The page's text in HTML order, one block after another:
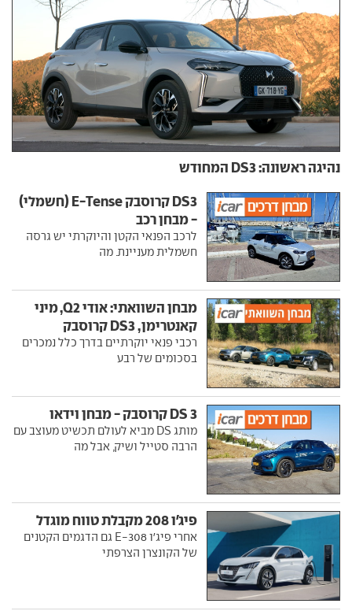
נהיגה ראשונה: DS3 המחודש
DS3 קרוסבק E-Tense (חשמלי)
- מבחן רכב
לרכב הפנאי הקטן והיוקרתי יש גרסה
חשמלית מעניינת. מה
מבחן השוואתי: אודי Q2, מיני
קאנטרימן, DS3 קרוסבק
רכבי פנאי יוקרתיים בדרך כלל נמכרים
בסכומים של רבע
DS 3 קרוסבק - מבחן וידאו
מותג DS מביא לעולם תכשיט מעוצב עם
הרבה סטייל ושיק, אבל מה
פיג'ו 208 מקבלת טווח מוגדל
אחרי פיג'ו E-308 גם הדגמים הקטנים
של הקונצרן הצרפתי